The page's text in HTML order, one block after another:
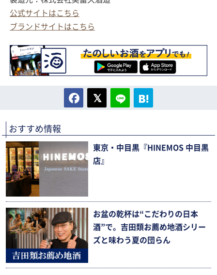
公式サイトはこちら
ブランドサイトはこちら
おすすめ情報
東京・中目黒『HINEMOS 中目黒
店』
お盆の乾杯は“こだわりの日本
酒”で。吉田類お薦め地酒シリー
ズと味わう夏の団らん